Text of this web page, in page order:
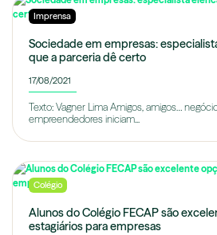
Imprensa
Sociedade em empresas:
que a parceria dê certo
17/08/2021
Texto: Vagner Lima Amigos, amigos…
empreendedores iniciam...
Colégio
Alunos do Colégio FECAP são
estagiários para empresas